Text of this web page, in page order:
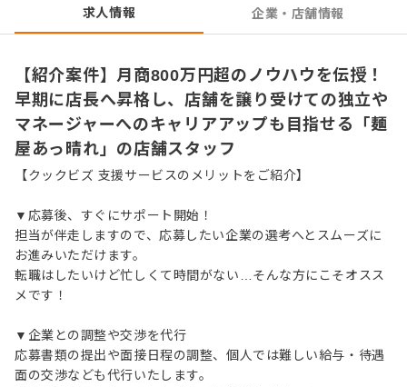
求人情報 企業・店舗情報
【紹介案件】月商800万円超のノウハウを伝授！
早期に店長へ昇格し、店舗を譲り受けての独立や
マネージャーへのキャリアアップも目指せる「麺
屋あっ晴れ」の店舗スタッフ
【クックビズ 支援サービスのメリットをご紹介】
▼応募後、すぐにサポート開始！
担当が伴走しますので、応募したい企業の選考へとスムーズに
お進みいただけます。
転職はしたいけど忙しくて時間がない…そんな方にこそオスス
メです！
▼企業との調整や交渉を代行
応募書類の提出や面接日程の調整、個人では難しい給与・待遇
面の交渉なども代行いたします。